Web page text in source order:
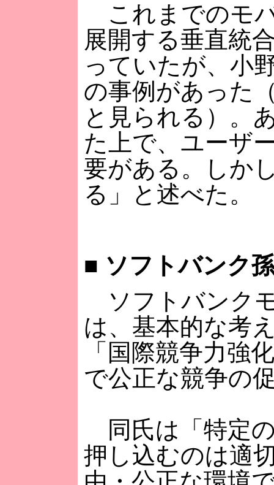
これまでのモ
展開する垂直統
っていたが、小
の事例があった
と見られる）。
た上で、ユーザ
要がある。しか
る」と述べた。
■ ソフトバンク
ソフトバンク
は、基本的な考
「国際競争力強
で公正な競争の
同氏は「特定
押し込むのは適